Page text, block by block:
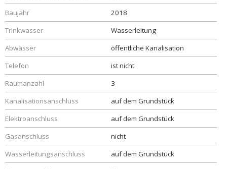
Baujahr
2018
Trinkwasser
Wasserleitung
Abwässer
öffentliche Kanalisation
Telefon
ist nicht
Raumanzahl
3
Kanalisationsanschluss
auf dem Grundstück
Elektroanschluss
auf dem Grundstück
Gasanschluss
nicht
Wasserleitungsanschluss
auf dem Grundstück